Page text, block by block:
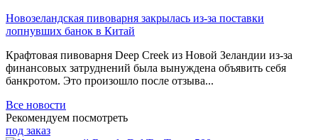
Новозеландская пивоварня закрылась из-за поставки
лопнувших банок в Китай
Крафтовая пивоварня Deep Creek из Новой Зеландии из-за
финансовых затруднений была вынуждена объявить себя
банкротом. Это произошло после отзыва...
Все новости
Рекомендуем посмотреть
под заказ